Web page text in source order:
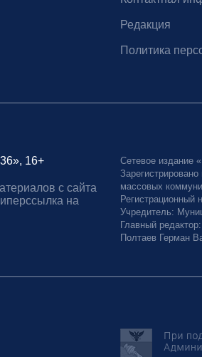
Редакция
Политика
16+
с сайта
на
Сетевое издание
массовых
Учредитель:
Главный редактор:
Полтаев Герман